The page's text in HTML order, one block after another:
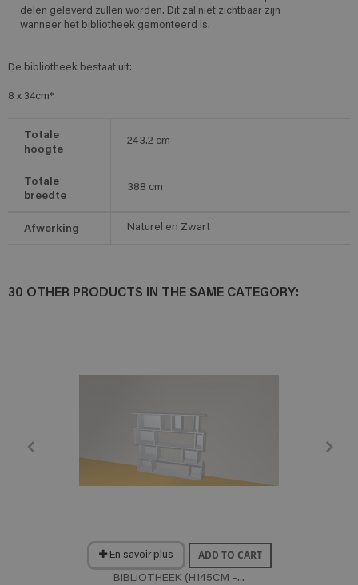
delen geleverd zullen worden. Dit zal niet zichtbaar zijn
wanneer het bibliotheek gemonteerd is.
De bibliotheek bestaat uit:
8 x 34cm*
Totale
hoogte
243.2 cm
Totale
breedte
388 cm
Afwerking Naturel en Zwart
30 OTHER PRODUCTS IN THE SAME CATEGORY:
En savoir plus ADD TO CART
BIBLIOTHEEK (H145CM -...